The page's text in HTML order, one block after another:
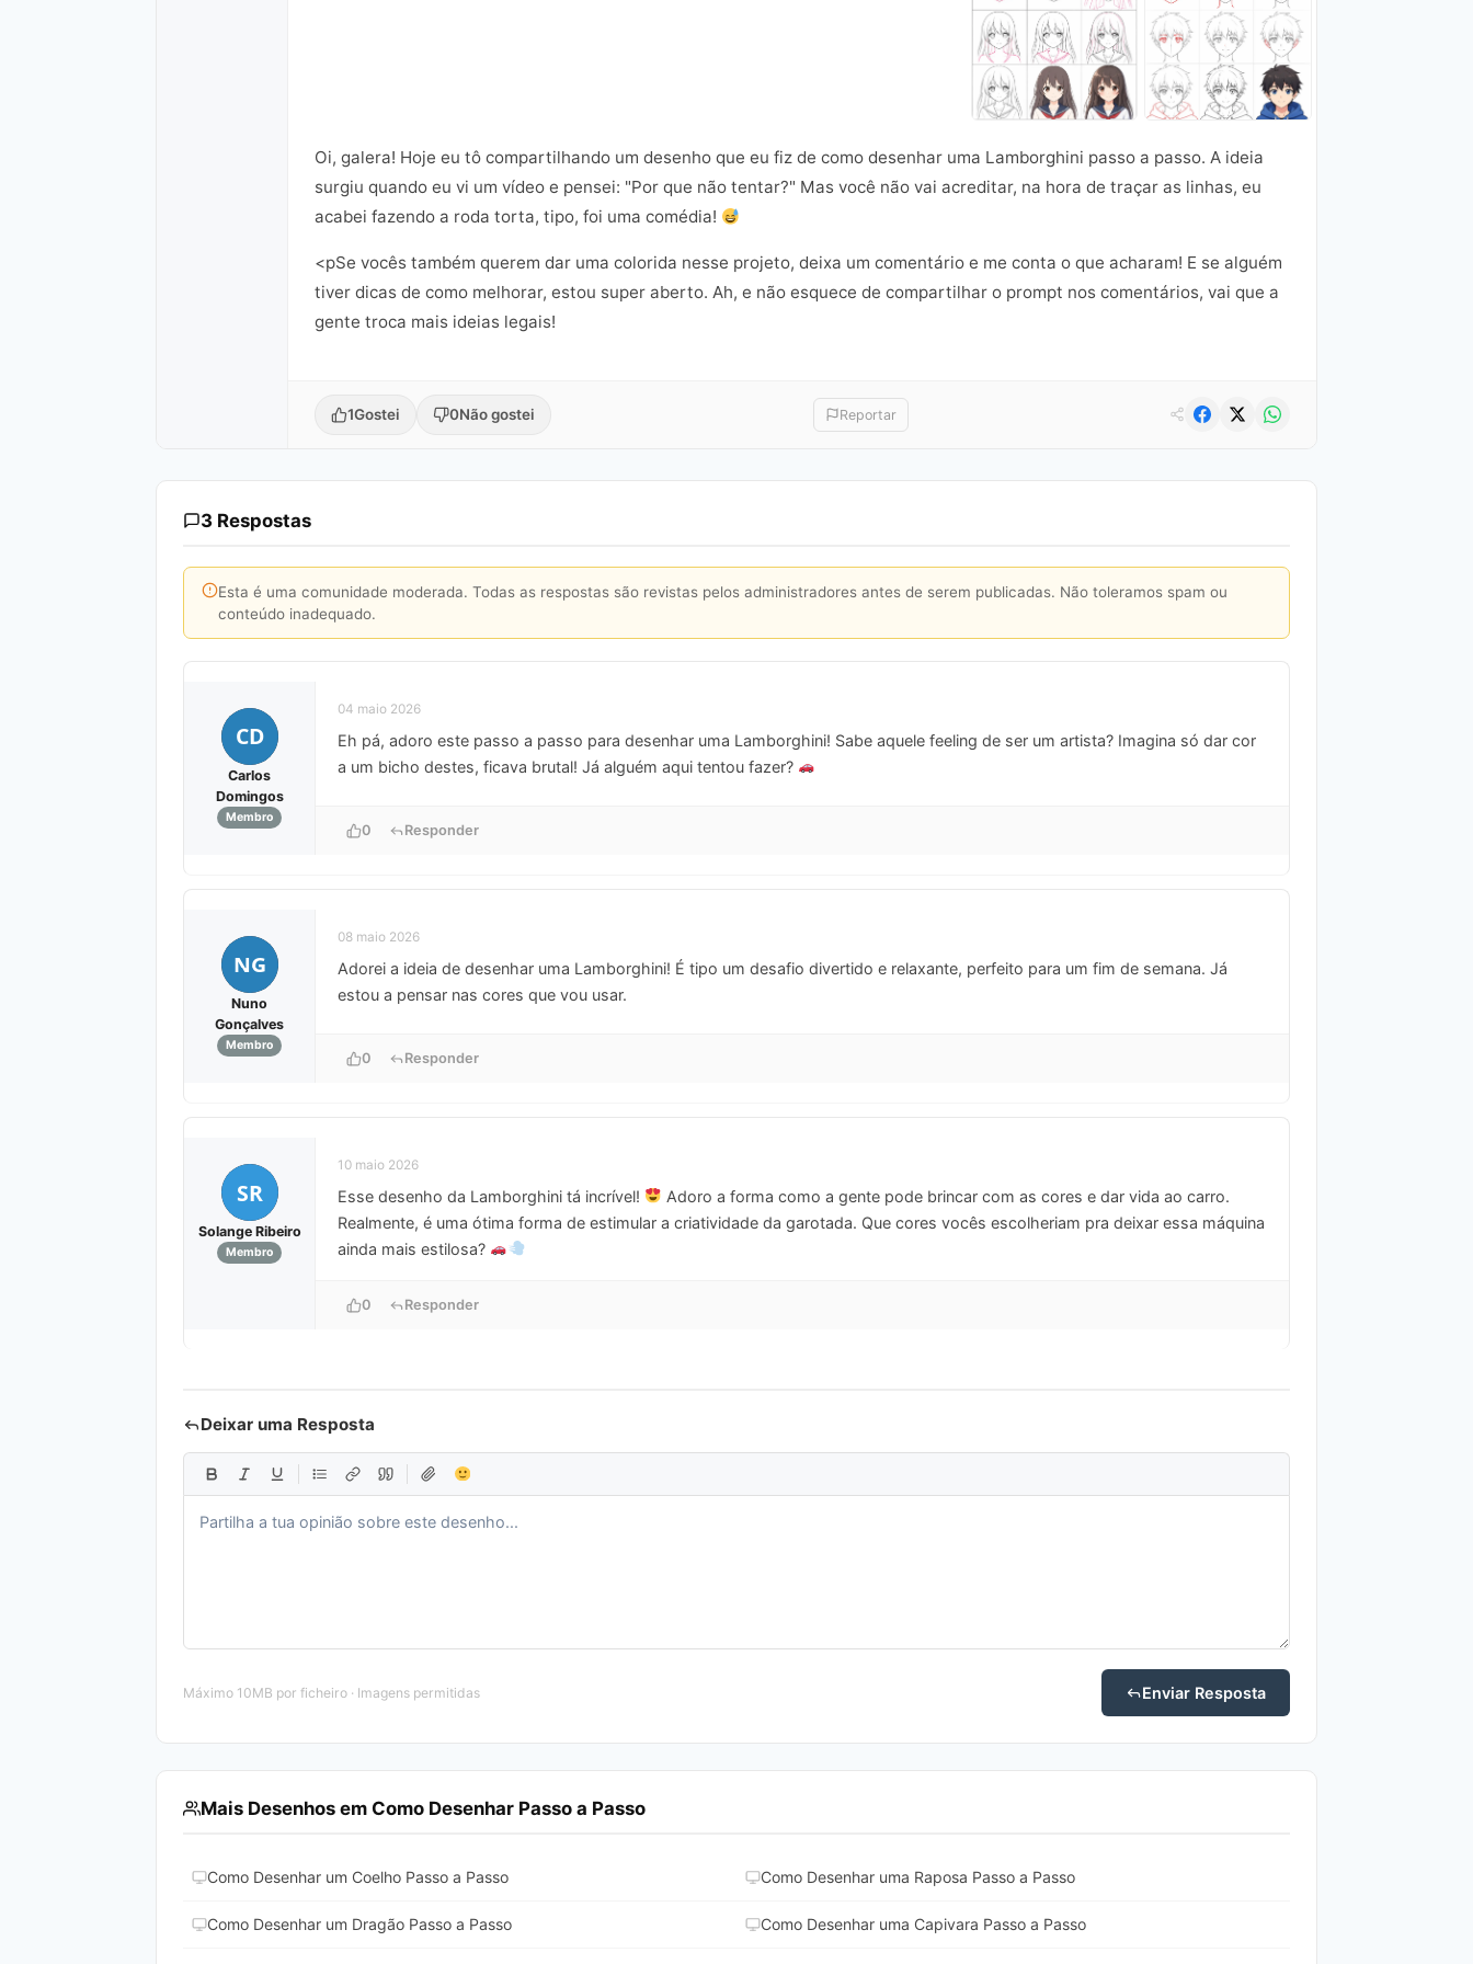
Oi, galera! Hoje eu tô compartilhando um desenho que eu fiz de como desenhar uma Lamborghini passo a passo. A ideia
surgiu quando eu vi um vídeo e pensei: "Por que não tentar?" Mas você não vai acreditar, na hora de traçar as linhas, eu
acabei fazendo a roda torta, tipo, foi uma comédia!
<pSe vocês também querem dar uma colorida nesse projeto, deixa um comentário e me conta o que acharam! E se alguém
tiver dicas de como melhorar, estou super aberto. Ah, e não esquece de compartilhar o prompt nos comentários, vai que a
gente troca mais ideias legais!
1Gostei 0Não gostei Reportar
3 Respostas
Esta é uma comunidade moderada. Todas as respostas são revistas pelos administradores antes de serem publicadas. Não toleramos spam ou
conteúdo inadequado.
CD
Carlos
Domingos
Membro
04 maio 2026
Eh pá, adoro este passo a passo para desenhar uma Lamborghini! Sabe aquele feeling de ser um artista? Imagina só dar cor
a um bicho destes, ficava brutal! Já alguém aqui tentou fazer?
0 Responder
NG
Nuno
Gonçalves
Membro
08 maio 2026
Adorei a ideia de desenhar uma Lamborghini! É tipo um desafio divertido e relaxante, perfeito para um fim de semana. Já
estou a pensar nas cores que vou usar.
0 Responder
SR
Solange Ribeiro
Membro
10 maio 2026
Esse desenho da Lamborghini tá incrível!
Adoro a forma como a gente pode brincar com as cores e dar vida ao carro.
Realmente, é uma ótima forma de estimular a criatividade da garotada. Que cores vocês escolheriam pra deixar essa máquina
ainda mais estilosa?
0 Responder
Deixar uma Resposta
Máximo 10MB por ficheiro · Imagens permitidas Enviar Resposta
Mais Desenhos em Como Desenhar Passo a Passo
Como Desenhar um Coelho Passo a Passo Como Desenhar uma Raposa Passo a Passo
Como Desenhar um Dragão Passo a Passo Como Desenhar uma Capivara Passo a Passo